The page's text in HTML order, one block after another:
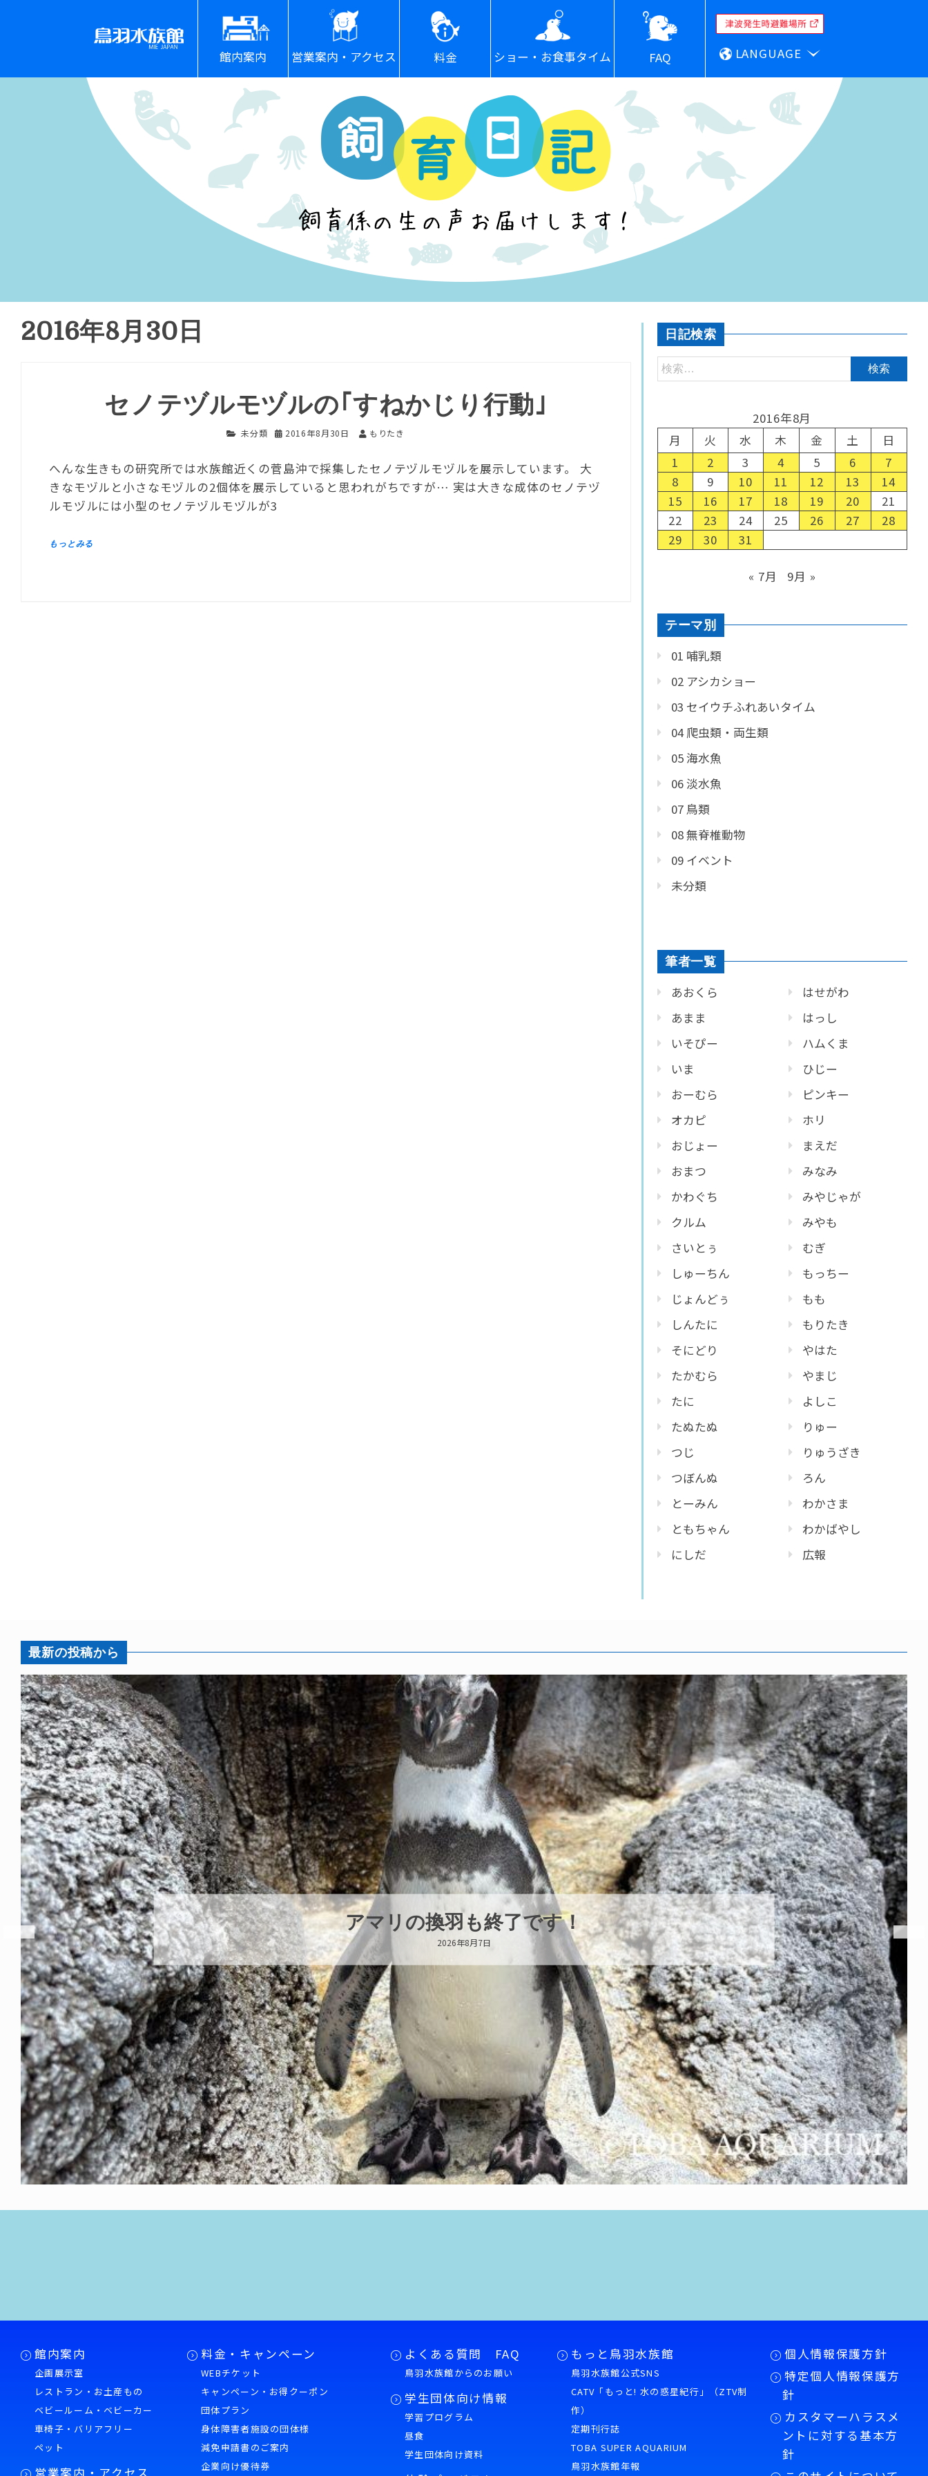
館内案内 営業案内・アクセス 料金 ショー・お食事タイム FAQ LANGUAGE
2016年8月30日
セノテヅルモヅルの｢すねかじり行動｣
未分類 2016年8月30日 もりたき
へんな生きもの研究所では水族館近くの菅島沖で採集したセノテヅルモヅルを展示しています。 大
きなモヅルと小さなモヅルの2個体を展示していると思われがちですが… 実は大きな成体のセノテヅ
ルモヅルには小型のセノテヅルモヅルが3
日記検索
2016年8月
月
火 水 木 金 土
日
1
2 3 4 5 6
7
8
9 10 11 12 13
14
15
16 17 18 19 20
21
22
23 24 25 26 27
28
29
30 31
« 7月 9月 »
テーマ別
01 哺乳類
02 アシカショー
03 セイウチふれあいタイム
04 爬虫類・両生類
05 海水魚
06 淡水魚
07 鳥類
08 無脊椎動物
09 イベント
未分類
筆者一覧
あおくら
あまま
いそぴー
いま
おーむら
オカピ
おじょー
おまつ
かわぐち
クルム
さいとぅ
しゅーちん
じょんどぅ
しんたに
そにどり
たかむら
たに
たぬたぬ
つじ
つぼんぬ
とーみん
ともちゃん
にしだ
はせがわ
はっし
ハムくま
ひじー
ピンキー
ホリ
まえだ
みなみ
みやじゃが
みやも
むぎ
もっちー
もも
もりたき
やはた
やまじ
よしこ
りゅー
りゅうざき
ろん
わかさま
わかばやし
広報
最新の投稿から
トビウオ幼魚展示中！
2026年8月6日
館内案内
企画展示室
レストラン・お土産もの
ベビールーム・ベビーカー
車椅子・バリアフリー
ペット
営業案内・アクセス
料金・キャンペーン
WEBチケット
キャンペーン・お得クーポン
団体プラン
身体障害者施設の団体様
減免申請書のご案内
企業向け優待券
よくある質問 FAQ
鳥羽水族館からのお願い
学生団体向け情報
学習プログラム
昼食
学生団体向け資料
もっと鳥羽水族館
鳥羽水族館公式SNS
CATV「もっと! 水の惑星紀行」（ZTV制
作）
定期刊行誌
TOBA SUPER AQUARIUM
鳥羽水族館年報
個人情報保護方針
特定個人情報保護方
針
カスタマーハラスメ
ントに対する基本方
針